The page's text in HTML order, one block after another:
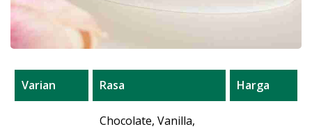
Varian Rasa Harga
Chocolate, Vanilla,